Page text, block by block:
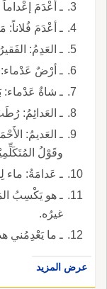
ـ أعْدَمَ
ـ أعْدَمَ فُلاناً:
ـ العَدِمُ:
ـ أرْضٌ عَدْماء:
ـ شاةٌ عَدْماء:
ـ العَدائِمُ:
ـ العَديمُ:
وقَوْلُ
ـ عَدامَةُ: ماء
ـ هو يَكْسِبُ
غيرُه.
ـ ما يَعْدِمُني
عرض المزيد